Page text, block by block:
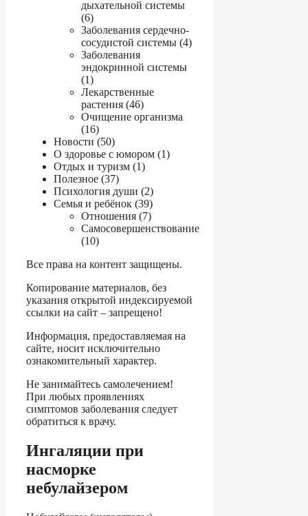
дыхательной системы
(6)
Заболевания сердечно-
сосудистой системы (4)
Заболевания
эндокринной системы
(1)
Лекарственные
растения (46)
Очищение организма
(16)
Новости (50)
О здоровье с юмором (1)
Отдых и туризм (1)
Полезное (37)
Психология души (2)
Семья и ребёнок (39)
Отношения (7)
Самосовершенствование
(10)
Все права на контент защищены.
Копирование материалов, без
указания открытой индексируемой
ссылки на сайт – запрещено!
Информация, предоставляемая на
сайте, носит исключительно
ознакомительный характер.
Не занимайтесь самолечением!
При любых проявлениях
симптомов заболевания следует
обратиться к врачу.
Ингаляции при
насморке
небулайзером